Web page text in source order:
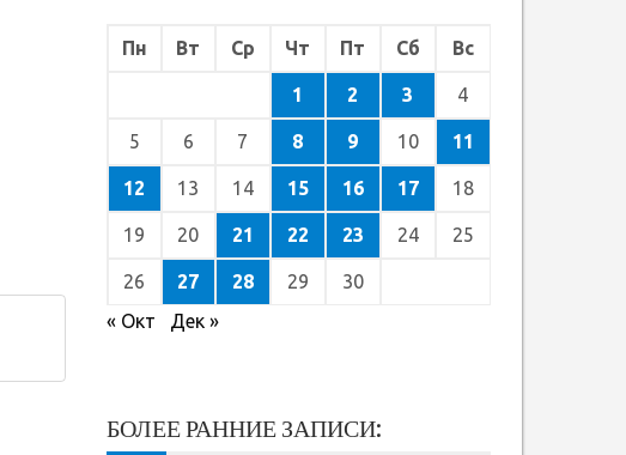
Пн Вт Ср Чт Пт Сб Вс
1 2 3 4
5 6 7 8 9 10 11
12 13 14 15 16 17 18
19 20 21 22 23 24 25
26 27 28 29
30
« Окт
Дек »
БОЛЕЕ РАННИЕ ЗАПИСИ: